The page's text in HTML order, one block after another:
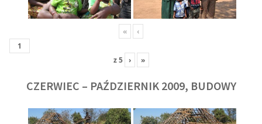
« ‹
z5 › »
CZERWIEC – PAŹDZIERNIK 2009, BUDOWY